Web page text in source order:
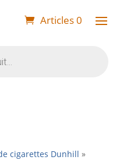
Articles 0
cigarettes Dunhill »